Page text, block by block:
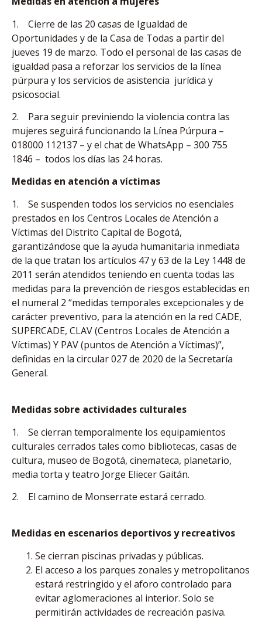
1. Cierre de las 20 casas de Igualdad de
Oportunidades y de la Casa de Todas a partir del
jueves 19 de marzo. Todo el personal de las casas de
igualdad pasa a reforzar los servicios de la línea
púrpura y los servicios de asistencia jurídica y
psicosocial.
2. Para seguir previniendo la violencia contra las
mujeres seguirá funcionando la Línea Púrpura –
018000 112137 – y el chat de WhatsApp – 300 755
1846 – todos los días las 24 horas.
Medidas en atención a víctimas
1. Se suspenden todos los servicios no esenciales
prestados en los Centros Locales de Atención a
Víctimas del Distrito Capital de Bogotá,
garantizándose que la ayuda humanitaria inmediata
de la que tratan los artículos 47 y 63 de la Ley 1448 de
2011 serán atendidos teniendo en cuenta todas las
medidas para la prevención de riesgos establecidas en
el numeral 2 “medidas temporales excepcionales y de
carácter preventivo, para la atención en la red CADE,
SUPERCADE, CLAV (Centros Locales de Atención a
Víctimas) Y PAV (puntos de Atención a Víctimas)”,
definidas en la circular 027 de 2020 de la Secretaría
General.
Medidas sobre actividades culturales
1. Se cierran temporalmente los equipamientos
culturales cerrados tales como bibliotecas, casas de
cultura, museo de Bogotá, cinemateca, planetario,
media torta y teatro Jorge Eliecer Gaitán.
2. El camino de Monserrate estará cerrado.
Medidas en escenarios deportivos y recreativos
Se cierran piscinas privadas y públicas.
El acceso a los parques zonales y metropolitanos
estará restringido y el aforo controlado para
evitar aglomeraciones al interior. Solo se
permitirán actividades de recreación pasiva.